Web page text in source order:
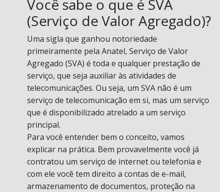
Você sabe o que é SVA
(Serviço de Valor Agregado)?
Uma sigla que ganhou notoriedade
primeiramente pela Anatel, Serviço de Valor
Agregado (SVA) é toda e qualquer prestação de
serviço, que seja auxiliar às atividades de
telecomunicações. Ou seja, um SVA não é um
serviço de telecomunicação em si, mas um serviço
que é disponibilizado atrelado a um serviço
principal.
Para você entender bem o conceito, vamos
explicar na prática. Bem provavelmente você já
contratou um serviço de internet ou telefonia e
com ele você tem direito a contas de e-mail,
armazenamento de documentos, proteção na